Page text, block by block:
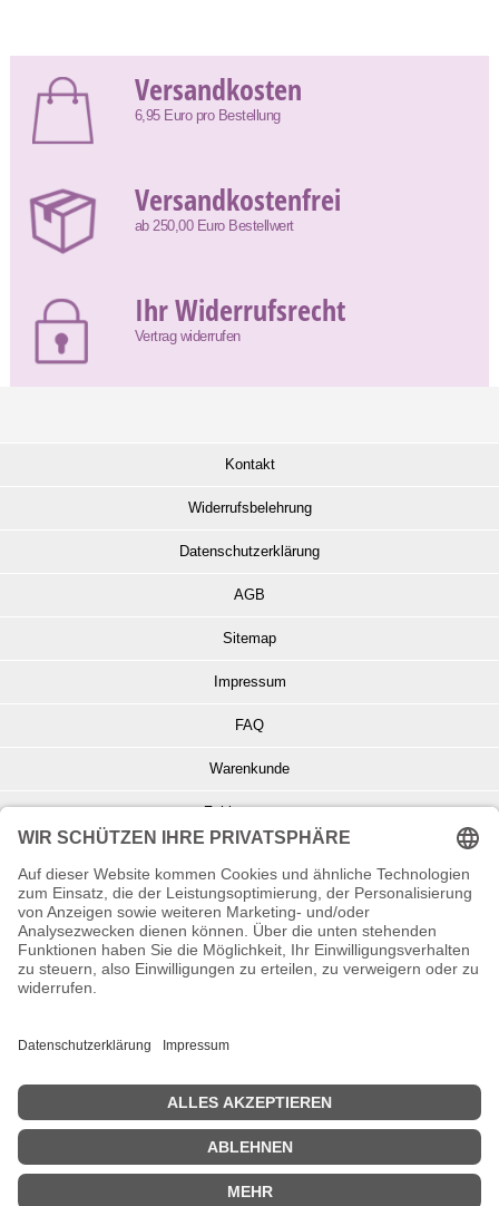
Versandkosten
6,95 Euro pro Bestellung
Versandkostenfrei
ab 250,00 Euro Bestellwert
Ihr Widerrufsrecht
Vertrag widerrufen
Kontakt
Widerrufsbelehrung
Datenschutzerklärung
AGB
Sitemap
Impressum
FAQ
Warenkunde
Zahlungsarten
Info zu Elektro- u. Elektronikgeräten
Batterieentsorgung
Informationen zur Echtheit von Kundenbewertungen
© Copyright 2026 Wohnambiente-Shop